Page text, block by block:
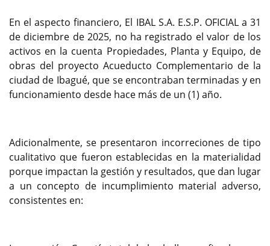
En el aspecto financiero, El IBAL S.A. E.S.P. OFICIAL a 31
de diciembre de 2025, no ha registrado el valor de los
activos en la cuenta Propiedades, Planta y Equipo, de
obras del proyecto Acueducto Complementario de la
ciudad de Ibagué, que se encontraban terminadas y en
funcionamiento desde hace más de un (1) año.
Adicionalmente, se presentaron incorreciones de tipo
cualitativo que fueron establecidas en la materialidad
porque impactan la gestión y resultados, que dan lugar
a un concepto de incumplimiento material adverso,
consistentes en: